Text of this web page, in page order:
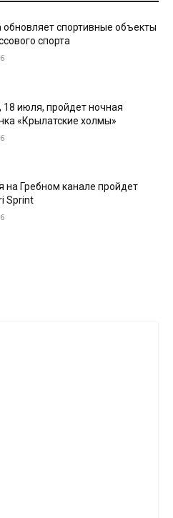
обновляет спортивные объекты
спорта
18 июля, пройдет ночная
«Крылатские холмы»
на Гребном канале пройдет
Sprint